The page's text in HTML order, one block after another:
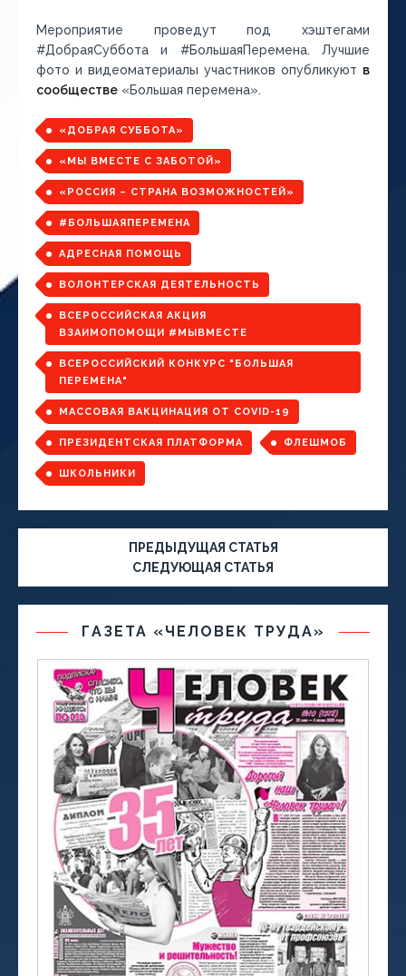
Мероприятие проведут под хэштегами
#ДобраяСуббота и #БольшаяПеремена. Лучшие
фото и видеоматериалы участников опубликуют в
сообществе «Большая перемена».
«ДОБРАЯ СУББОТА»
«МЫ ВМЕСТЕ С ЗАБОТОЙ»
«РОССИЯ – СТРАНА ВОЗМОЖНОСТЕЙ»
#БОЛЬШАЯПЕРЕМЕНА
АДРЕСНАЯ ПОМОЩЬ
ВОЛОНТЕРСКАЯ ДЕЯТЕЛЬНОСТЬ
ВСЕРОССИЙСКАЯ АКЦИЯ
ВЗАИМОПОМОЩИ #МЫВМЕСТЕ
ВСЕРОССИЙСКИЙ КОНКУРС "БОЛЬШАЯ
ПЕРЕМЕНА"
МАССОВАЯ ВАКЦИНАЦИЯ ОТ COVID-19
ПРЕЗИДЕНТСКАЯ ПЛАТФОРМА ФЛЕШМОБ
ШКОЛЬНИКИ
ПРЕДЫДУЩАЯ СТАТЬЯ
СЛЕДУЮЩАЯ СТАТЬЯ
ГАЗЕТА «ЧЕЛОВЕК ТРУДА»